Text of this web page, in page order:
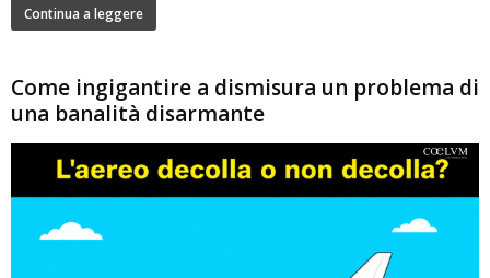
Continua a leggere
Come ingigantire a dismisura un problema di
una banalità disarmante